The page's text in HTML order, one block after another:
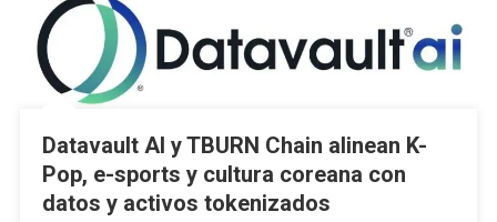
Datavault AI y TBURN Chain alinean K-
Pop, e-sports y cultura coreana con
datos y activos tokenizados